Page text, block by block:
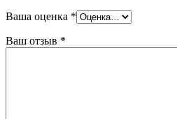
Ваша оценка *
Ваш отзыв *